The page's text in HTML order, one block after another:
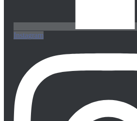
Instagram